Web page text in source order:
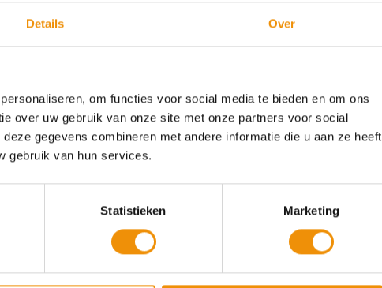
Details Over
om functies voor social media te bieden en om ons
over uw gebruik van onze site met onze partners voor social
gegevens combineren met andere informatie die u aan ze heeft
gebruik van hun services.
Statistieken Marketing
aan voor een batterij. Dat
is er juist niet. In plaats daarvan
de bestaande aansluiting van het
gebruik van de capaciteit die er al is.
voor het systeem”, vertelt David. “De
die vastlopen op netcapaciteit
doorzetten, zonder dat
van het elektriciteitsnet.”
maakt